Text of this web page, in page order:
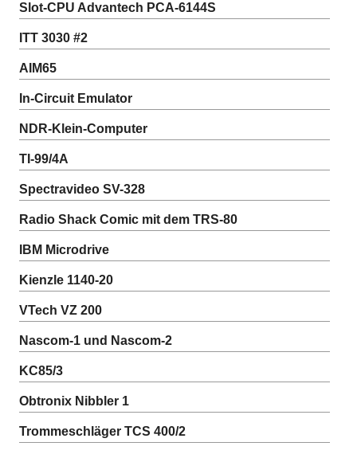
Slot-CPU Advantech PCA-6144S
ITT 3030 #2
AIM65
In-Circuit Emulator
NDR-Klein-Computer
TI-99/4A
Spectravideo SV-328
Radio Shack Comic mit dem TRS-80
IBM Microdrive
Kienzle 1140-20
VTech VZ 200
Nascom-1 und Nascom-2
KC85/3
Obtronix Nibbler 1
Trommeschläger TCS 400/2